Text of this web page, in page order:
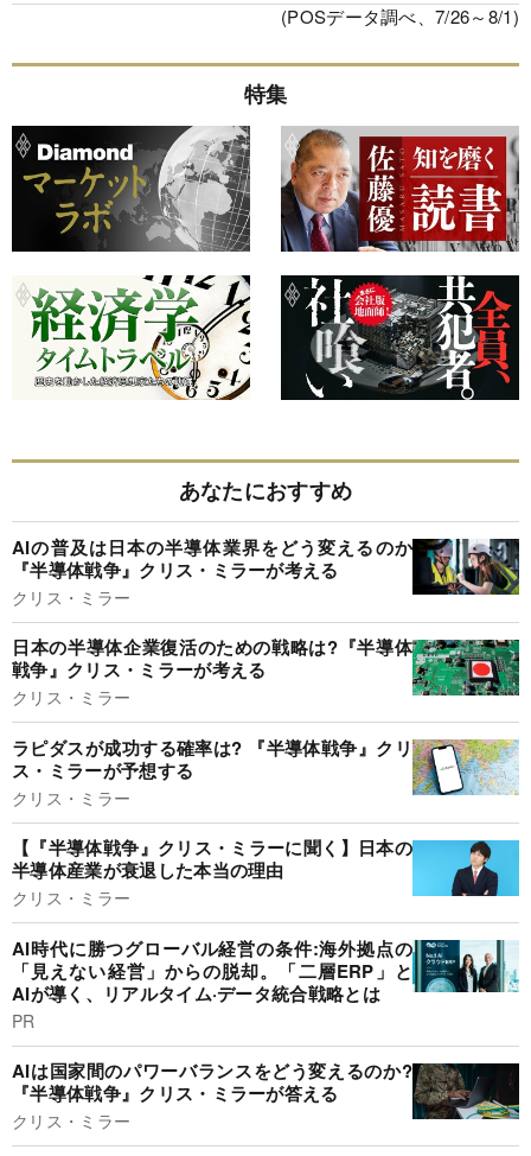
(POSデータ調べ、7/26～8/1)
特集
あなたにおすすめ
AIの普及は日本の半導体業界をどう変えるのか
『半導体戦争』クリス・ミラーが考える
クリス・ミラー
日本の半導体企業復活のための戦略は?『半導体
戦争』クリス・ミラーが考える
クリス・ミラー
ラピダスが成功する確率は? 『半導体戦争』クリ
ス・ミラーが予想する
クリス・ミラー
【『半導体戦争』クリス・ミラーに聞く】日本の
半導体産業が衰退した本当の理由
クリス・ミラー
AI時代に勝つグローバル経営の条件:海外拠点の
「見えない経営」からの脱却。「二層ERP」と
AIが導く、リアルタイム·データ統合戦略とは
PR
AIは国家間のパワーバランスをどう変えるのか?
『半導体戦争』クリス・ミラーが答える
クリス・ミラー